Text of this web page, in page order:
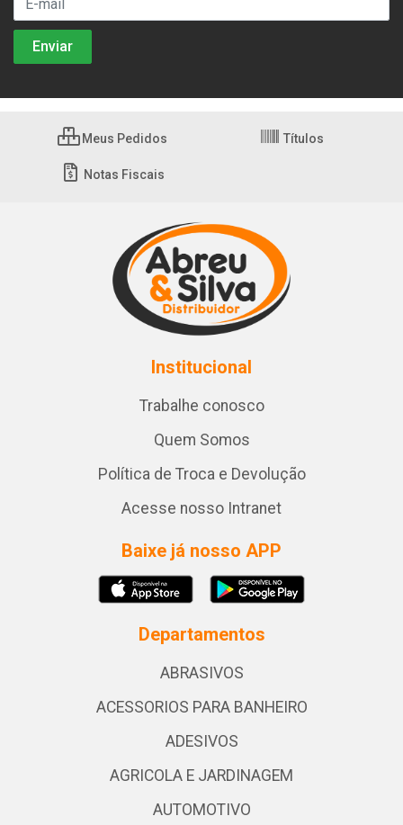
Meus Pedidos Títulos
Notas Fiscais
Institucional
Trabalhe conosco
Quem Somos
Política de Troca e Devolução
Acesse nosso Intranet
Baixe já nosso APP
Departamentos
ABRASIVOS
ACESSORIOS PARA BANHEIRO
ADESIVOS
AGRICOLA E JARDINAGEM
AUTOMOTIVO